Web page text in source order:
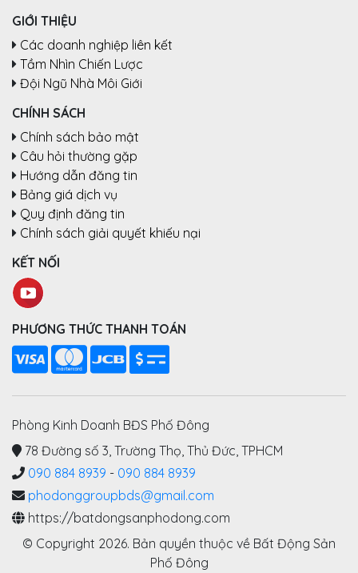
GIỚI THIỆU
Các doanh nghiệp liên kết
Tầm Nhìn Chiến Lược
Đội Ngũ Nhà Môi Giới
CHÍNH SÁCH
Chính sách bảo mật
Câu hỏi thường gặp
Hướng dẫn đăng tin
Bảng giá dịch vụ
Quy định đăng tin
Chính sách giải quyết khiếu nại
KẾT NỐI
PHƯƠNG THỨC THANH TOÁN
Phòng Kinh Doanh BĐS Phố Đông
78 Đường số 3, Trường Thọ, Thủ Đức, TPHCM
090 884 8939 - 090 884 8939
phodonggroupbds@gmail.com
https://batdongsanphodong.com
© Copyright 2026. Bản quyền thuộc về Bất Động Sản
Phố Đông